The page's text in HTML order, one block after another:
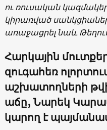
ու ռուսական
կիրառված
առաջացրել նաև
Հարկային
զուգահեռ
աշխատողների
աճը, Նարեկ
կարող է